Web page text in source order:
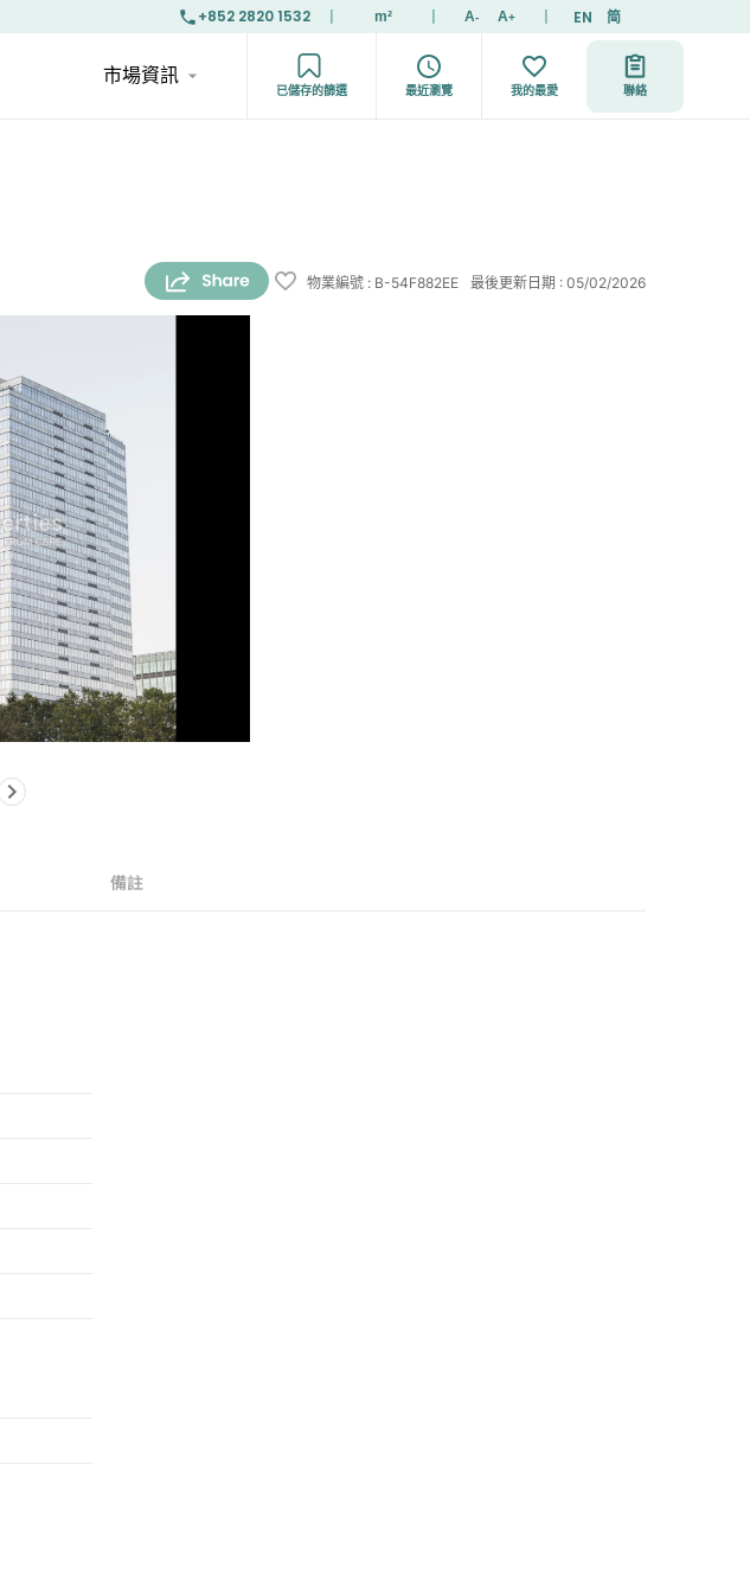
+852 2820 1532 m² A- A+ EN 简
市場資訊
已儲存的篩選 最近瀏覽 我的最愛 聯絡
物業編號 : B-54F882EE 最後更新日期 : 05/02/2026
備註